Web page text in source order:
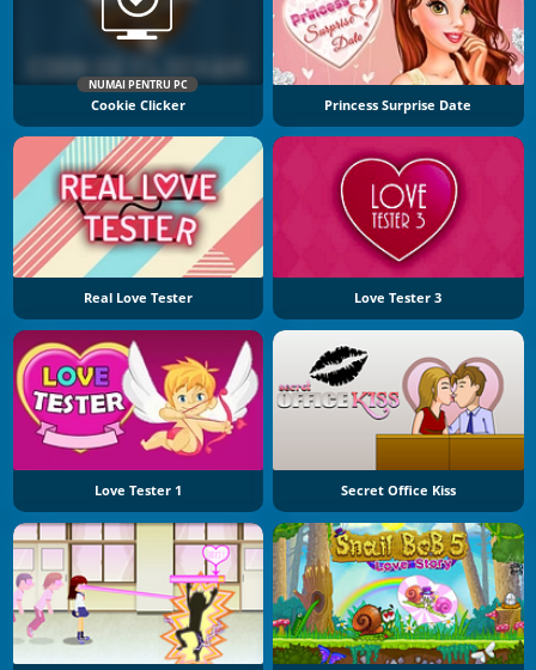
NUMAI PENTRU PC
Cookie Clicker Princess Surprise Date
Real Love Tester Love Tester 3
Love Tester 1 Secret Office Kiss